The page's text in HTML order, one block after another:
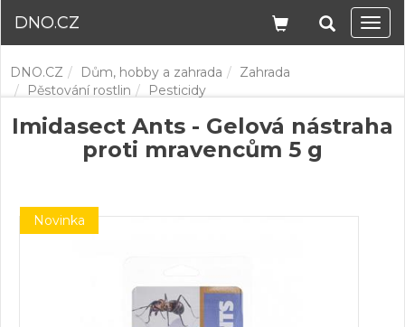
DNO.CZ
DNO.CZ Dům, hobby a zahrada
Zahrada
Pěstování rostlin
Pesticidy
Imidasect Ants - Gelová nástraha
proti mravencům 5 g
Novinka